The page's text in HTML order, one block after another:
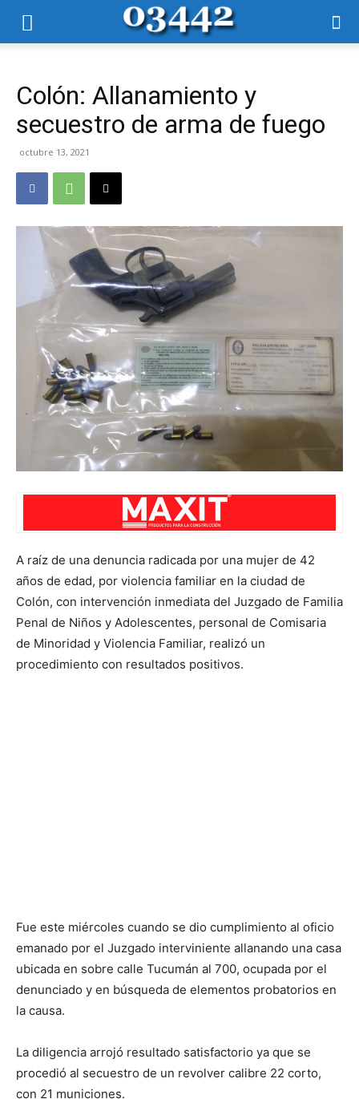
Colón: Allanamiento y
secuestro de arma de fuego
octubre 13, 2021
A raíz de una denuncia radicada por una mujer de 42
años de edad, por violencia familiar en la ciudad de
Colón, con intervención inmediata del Juzgado de Familia
Penal de Niños y Adolescentes, personal de Comisaria
de Minoridad y Violencia Familiar, realizó un
procedimiento con resultados positivos.
Fue este miércoles cuando se dio cumplimiento al oficio
emanado por el Juzgado interviniente allanando una casa
ubicada en sobre calle Tucumán al 700, ocupada por el
denunciado y en búsqueda de elementos probatorios en
la causa.
La diligencia arrojó resultado satisfactorio ya que se
procedió al secuestro de un revolver calibre 22 corto,
con 21 municiones.